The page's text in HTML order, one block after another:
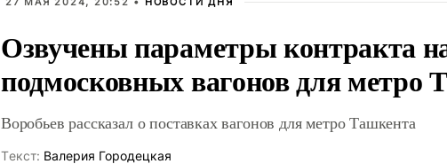
Озвучены параметры контракта
подмосковных вагонов для метро
Воробьев рассказал о поставках вагонов для метро Ташкента
Tекст: Валерия Городецкая